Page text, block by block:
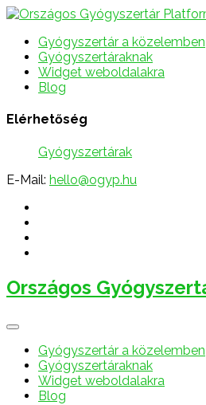
Gyógyszertár a közelemben
Gyógyszertáraknak
Widget weboldalakra
Blog
Elérhetőség
Gyógyszertárak
E-Mail: hello@ogyp.hu
Országos
Gyógyszertár a közelemben
Gyógyszertáraknak
Widget weboldalakra
Blog